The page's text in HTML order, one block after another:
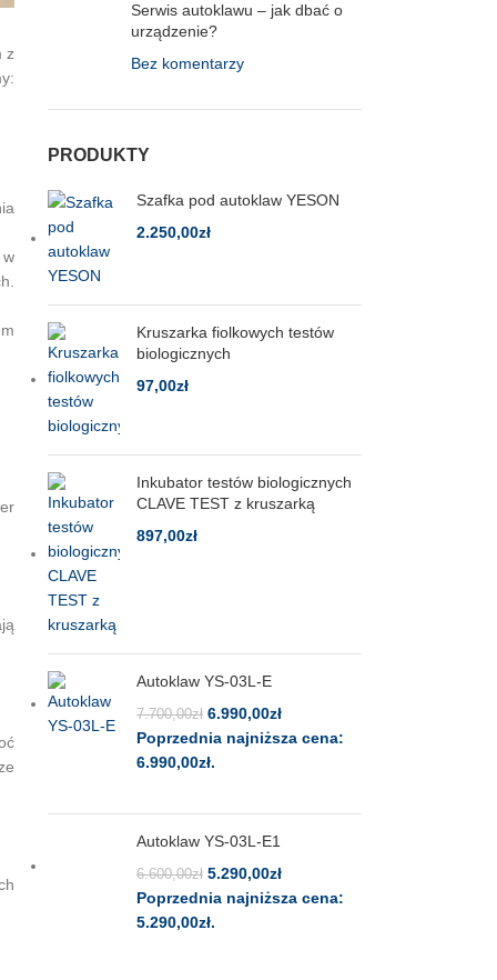
z
Serwis autoklawu – jak dbać o
urządzenie?
Bez komentarzy
PRODUKTY
Szafka pod autoklaw YESON
2.250,00zł
Kruszarka fiolkowych testów
biologicznych
97,00zł
Inkubator testów biologicznych
CLAVE TEST z kruszarką
897,00zł
Autoklaw YS-03L-E
7.700,00zł 6.990,00zł
Poprzednia najniższa cena:
6.990,00zł.
Autoklaw YS-03L-E1
6.600,00zł 5.290,00zł
Poprzednia najniższa cena:
5.290,00zł.